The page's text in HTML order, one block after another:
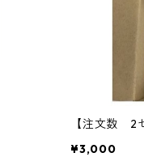
【注文数 2
¥3,000